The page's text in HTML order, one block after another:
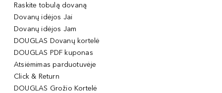
Raskite tobulą dovaną
Dovanų idėjos Jai
Dovanų idėjos Jam
DOUGLAS Dovanų kortelė
DOUGLAS PDF kuponas
Atsiėmimas parduotuvėje
Click & Return
DOUGLAS Grožio Kortelė